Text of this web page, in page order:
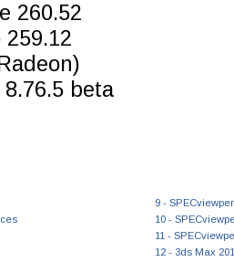
260.52
beta
9 -
10 -
11 -
12 - 3ds Max